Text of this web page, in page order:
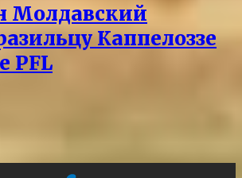
Молдавский
Каппелоззе
PFL